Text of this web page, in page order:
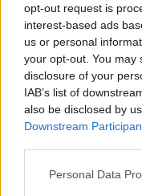
opt-out request is
interest-based ads
us or personal
your opt-out. You may
disclosure of your
IAB’s list of
also be disclosed by
Downstream
Please note that this
Personal Data
4. Xalapa
Escondida en la
Xalapa, la
vivaz y juvenil
estudiantil. Sus
numerosos